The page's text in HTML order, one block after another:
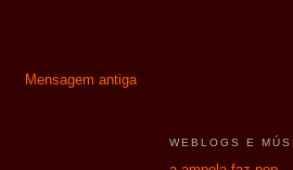
Mensagem antiga
WEBLOGS E